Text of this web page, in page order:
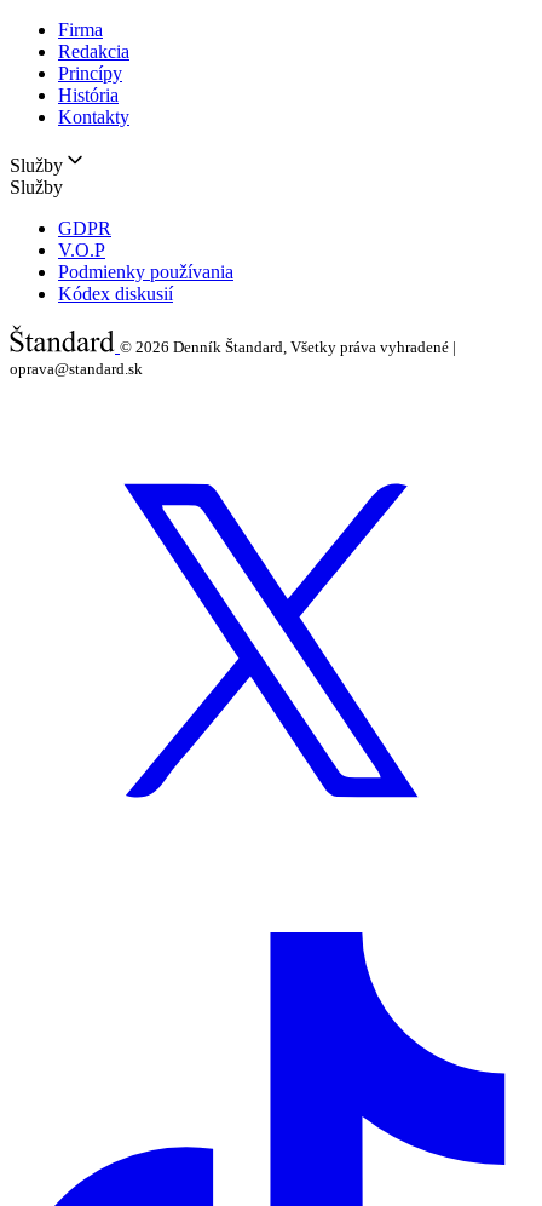
Firma
Redakcia
Princípy
História
Kontakty
Služby
Služby
GDPR
V.O.P
Podmienky používania
Kódex diskusií
© 2026 Denník Štandard, Všetky práva vyhradené |
oprava@standard.sk